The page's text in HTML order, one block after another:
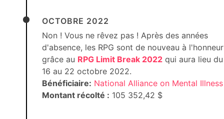
OCTOBRE 2022
Non ! Vous ne rêvez pas ! Après des années
d'absence, les RPG sont de nouveau à l'honneur
grâce au RPG Limit Break 2022 qui aura lieu du
16 au 22 octobre 2022.
Bénéficiaire: National Alliance on Mental Illness
Montant récolté : 105 352,42 $